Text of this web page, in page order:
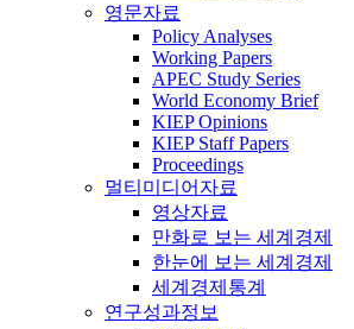
영문자료
Policy Analyses
Working Papers
APEC Study Series
World Economy Brief
KIEP Opinions
KIEP Staff Papers
Proceedings
멀티미디어자료
영상자료
만화로 보는 세계경제
한눈에 보는 세계경제
세계경제통계
연구성과정보